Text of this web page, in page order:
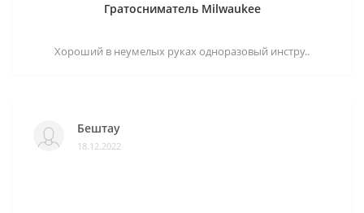
Гратосниматель Milwaukee
Хороший в неумелых руках одноразовый инстру..
Бештау
18.12.2022